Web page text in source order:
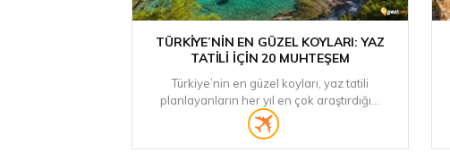
TÜRKIYE’NIN EN GÜZEL KOYLARI: YAZ
TATILI İÇIN 20 MUHTEŞEM
Türkiye’nin en güzel koyları, yaz tatili
planlayanların her yıl en çok araştırdığı...